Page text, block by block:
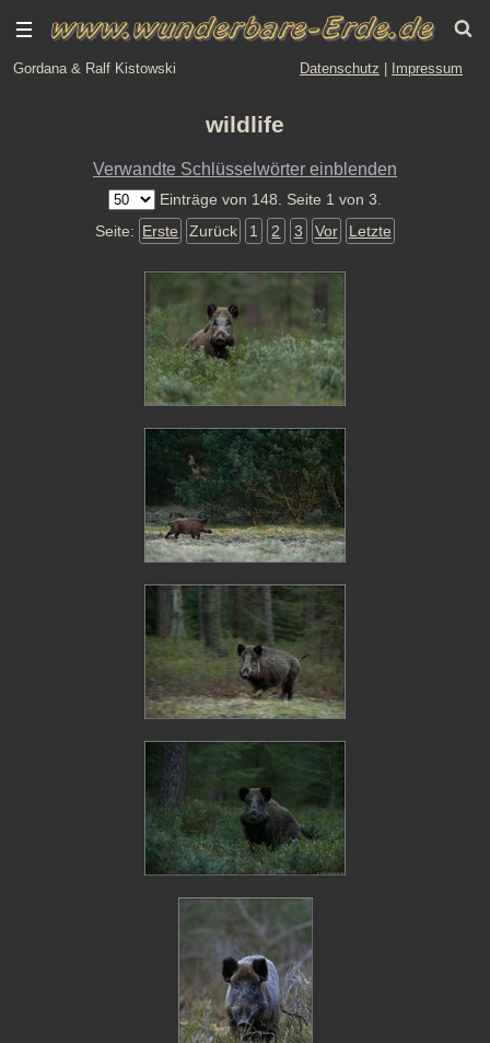
Gordana & Ralf Kistowski Datenschutz Impressum
wildlife
Verwandte Schlüsselwörter einblenden
Einträge von 148. Seite 1 von 3.
Seite: Erste Zurück 1 2 3 Vor Letzte